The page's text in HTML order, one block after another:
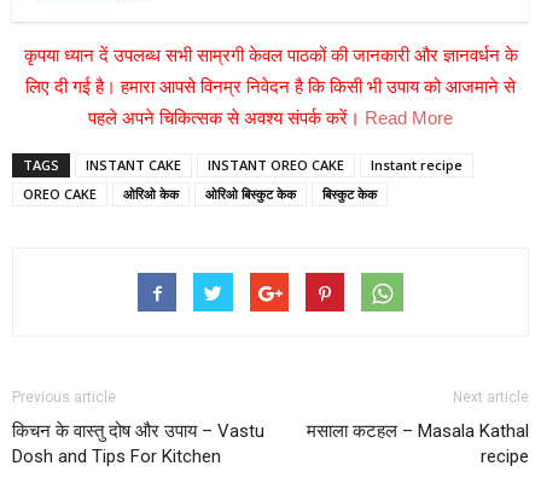
कृपया ध्यान दें उपलब्ध सभी साम्रगी केवल पाठकों की जानकारी और ज्ञानवर्धन के
लिए दी गई है। हमारा आपसे विनम्र निवेदन है कि किसी भी उपाय को आजमाने से
पहले अपने चिकित्सक से अवश्य संपर्क करें। Read More
TAGS INSTANT CAKE INSTANT OREO CAKE
Instant recipe
OREO CAKE
ओरिओ केक ओरिओ बिस्कुट केक बिस्कुट केक
Previous article
किचन के वास्तु दोष और उपाय – Vastu
Dosh and Tips For Kitchen
Next article
मसाला कटहल – Masala Kathal
recipe